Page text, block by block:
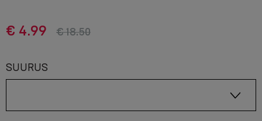
€ 4.99 € 18.50
SUURUS